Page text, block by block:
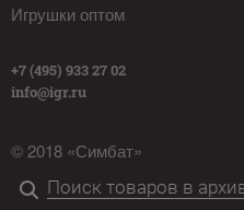
Игрушки оптом
+7 (495) 933 27 02
info@igr.ru
© 2018 «Симбат»